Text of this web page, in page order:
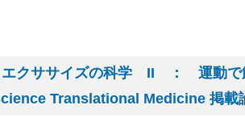
クササイズの科学 II ： 運動で
Translational Medicine 掲載